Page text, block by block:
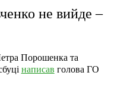
не вийде –
Порошенка та
написав голова ГО